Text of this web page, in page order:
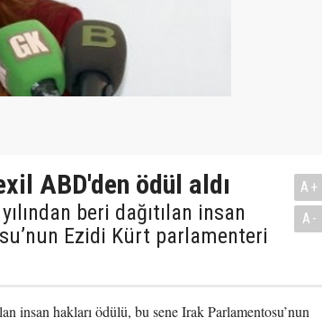
ABD'den ödül aldı
beri dağıtılan insan
Ezidi Kürt parlamenteri
A+
A-
insan hakları ödülü, bu sene Irak Parlamentosu’nun